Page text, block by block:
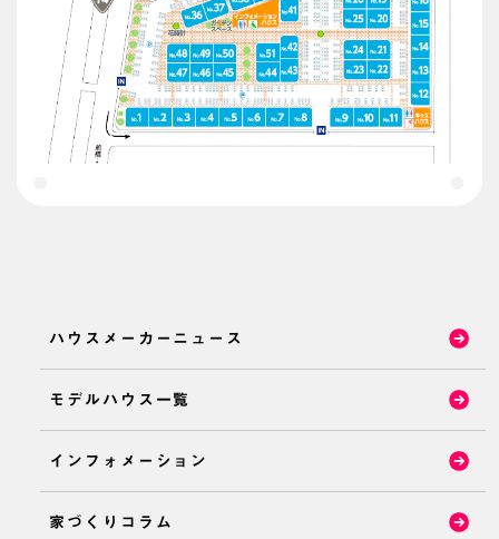
ハウスメーカーニュース
モデルハウス一覧
インフォメーション
家づくりコラム